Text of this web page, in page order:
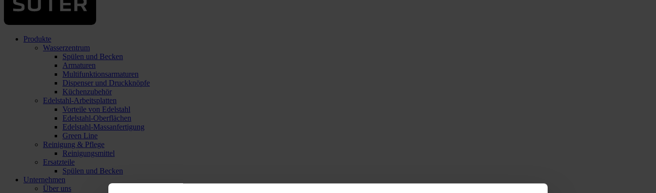
Produkte
Wasserzentrum
Spülen und Becken
Armaturen
Multifunktionsarmaturen
Dispenser und Druckknöpfe
Küchenzubehör
Edelstahl-Arbeitsplatten
Vorteile von Edelstahl
Edelstahl-Oberflächen
Edelstahl-Massanfertigung
Green Line
Reinigung & Pflege
Reinigungsmittel
Ersatzteile
Spülen und Becken
Unternehmen
Über uns